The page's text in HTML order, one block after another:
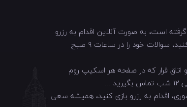
است، به صورت آنلاین اقدام به رزرو
اتاق فرار آنابل کنید و یا اگر سوالی در خصوص اسکیپ روم آنابل دارید، از طریق شماره ای که پس از کلیک برروی دکمه آبی رنگ مشاهده میکنید، سوالات خود را در ساعات 9 صبح
سناریو اتاق فرار که در صفحه هر اسکیپ روم
اقدام به رزرو بازی کنید، همیشه سعی